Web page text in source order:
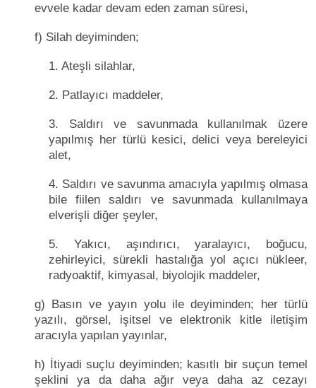
evvele kadar devam eden zaman süresi,
f) Silah deyiminden;
1. Ateşli silahlar,
2. Patlayıcı maddeler,
3. Saldırı ve savunmada kullanılmak üzere
yapılmış her türlü kesici, delici veya bereleyici
alet,
4. Saldırı ve savunma amacıyla yapılmış olmasa
bile fiilen saldırı ve savunmada kullanılmaya
elverişli diğer şeyler,
5. Yakıcı, aşındırıcı, yaralayıcı, boğucu,
zehirleyici, sürekli hastalığa yol açıcı nükleer,
radyoaktif, kimyasal, biyolojik maddeler,
g) Basın ve yayın yolu ile deyiminden; her türlü
yazılı, görsel, işitsel ve elektronik kitle iletişim
aracıyla yapılan yayınlar,
h) İtiyadi suçlu deyiminden; kasıtlı bir suçun temel
şeklini ya da daha ağır veya daha az cezayı